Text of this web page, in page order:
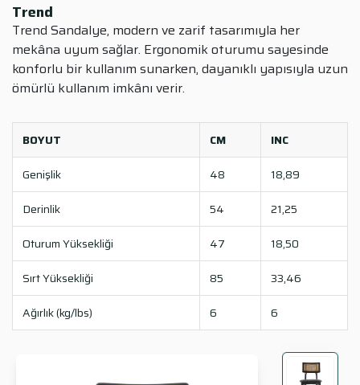
Trend
Trend Sandalye, modern ve zarif tasarımıyla her
mekâna uyum sağlar. Ergonomik oturumu sayesinde
konforlu bir kullanım sunarken, dayanıklı yapısıyla uzun
ömürlü kullanım imkânı verir.
BOYUT CM
INC
Genişlik
48
18,89
Derinlik
54
21,25
Oturum Yüksekliği
47
18,50
Sırt Yüksekliği
85
33,46
Ağırlık (kg/lbs)
6 6